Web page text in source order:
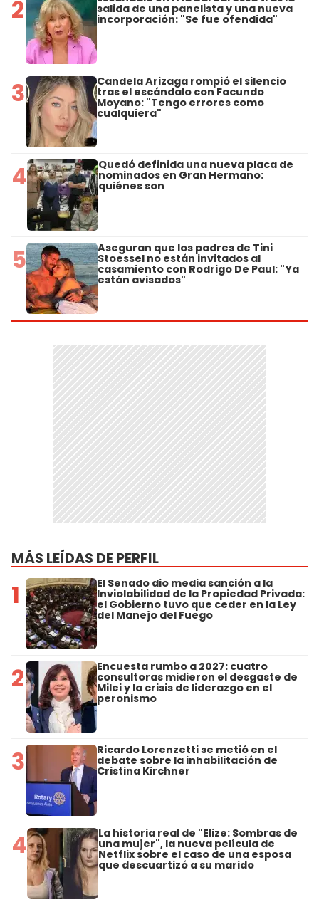
2 salida de una panelista y una nueva
incorporación: "Se fue ofendida"
3 Candela Arizaga rompió el silencio
tras el escándalo con Facundo
Moyano: "Tengo errores como
cualquiera"
4 Quedó definida una nueva placa de
nominados en Gran Hermano:
quiénes son
5 Aseguran que los padres de Tini
Stoessel no están invitados al
casamiento con Rodrigo De Paul: "Ya
están avisados"
MÁS LEÍDAS DE PERFIL
1 El Senado dio media sanción a la
Inviolabilidad de la Propiedad Privada:
el Gobierno tuvo que ceder en la Ley
del Manejo del Fuego
2 Encuesta rumbo a 2027: cuatro
consultoras midieron el desgaste de
Milei y la crisis de liderazgo en el
peronismo
3 Ricardo Lorenzetti se metió en el
debate sobre la inhabilitación de
Cristina Kirchner
4 La historia real de "Elize: Sombras de
una mujer", la nueva película de
Netflix sobre el caso de una esposa
que descuartizó a su marido